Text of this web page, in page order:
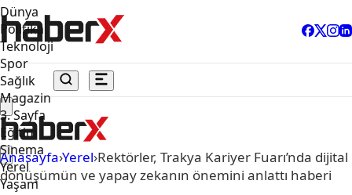
Dünya
Politika
Teknoloji
Spor
Sağlık
Magazin
3. Sayfa
Eğitim
Sinema
Yerel
Yaşam
Anasayfa›Yerel›Rektörler, Trakya Kariyer Fuarı’nda dijital
dönüşümün ve yapay zekanın önemini anlattı haberi